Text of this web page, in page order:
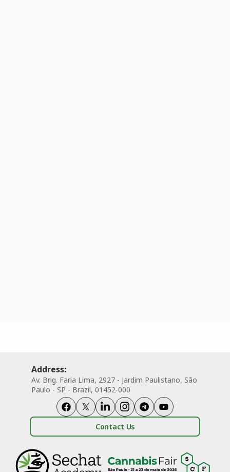
Address:
Av. Brig. Faria Lima, 2927 - Jardim Paulistano, São
Paulo - SP - Brazil, 01452-000
Contact Us